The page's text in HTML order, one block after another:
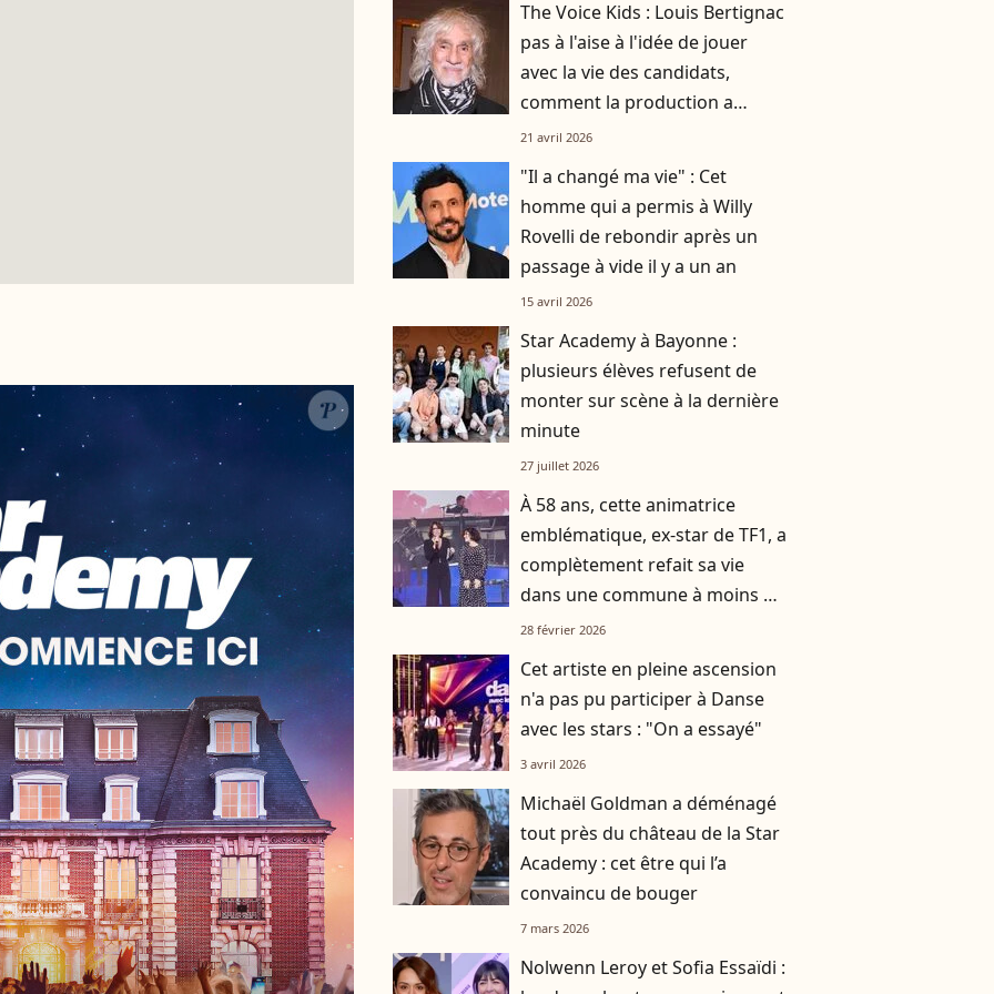
The Voice Kids : Louis Bertignac
pas à l'aise à l'idée de jouer
avec la vie des candidats,
comment la production a
réussi à le faire rempiler
21 avril 2026
"Il a changé ma vie" : Cet
homme qui a permis à Willy
Rovelli de rebondir après un
passage à vide il y a un an
15 avril 2026
Star Academy à Bayonne :
plusieurs élèves refusent de
monter sur scène à la dernière
minute
27 juillet 2026
À 58 ans, cette animatrice
emblématique, ex-star de TF1, a
complètement refait sa vie
dans une commune à moins de
deux heures d’avion de Paris
28 février 2026
Cet artiste en pleine ascension
n'a pas pu participer à Danse
avec les stars : "On a essayé"
3 avril 2026
Michaël Goldman a déménagé
tout près du château de la Star
Academy : cet être qui l’a
convaincu de bouger
7 mars 2026
Nolwenn Leroy et Sofia Essaïdi :